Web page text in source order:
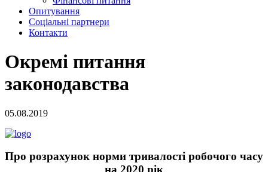
Опитування
Соціальні партнери
Контакти
Окремі питання
законодавства
05.08.2019
Про розрахунок норми тривалості робочого часу